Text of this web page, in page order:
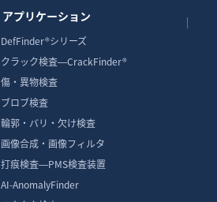
アプリケーション
DefFinder®シリーズ
クラック検査―CrackFinder®
傷・異物検査
ブロブ検査
輪郭・バリ・欠け検査
画像合成・画像フィルタ
打痕検査―PMS検査装置
AI-AnomalyFinder